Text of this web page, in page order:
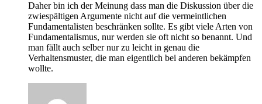
Daher bin ich der Meinung dass man die Diskussion über die
zwiespältigen Argumente nicht auf die vermeintlichen
Fundamentalisten beschränken sollte. Es gibt viele Arten von
Fundamentalismus, nur werden sie oft nicht so benannt. Und
man fällt auch selber nur zu leicht in genau die
Verhaltensmuster, die man eigentlich bei anderen bekämpfen
wollte.